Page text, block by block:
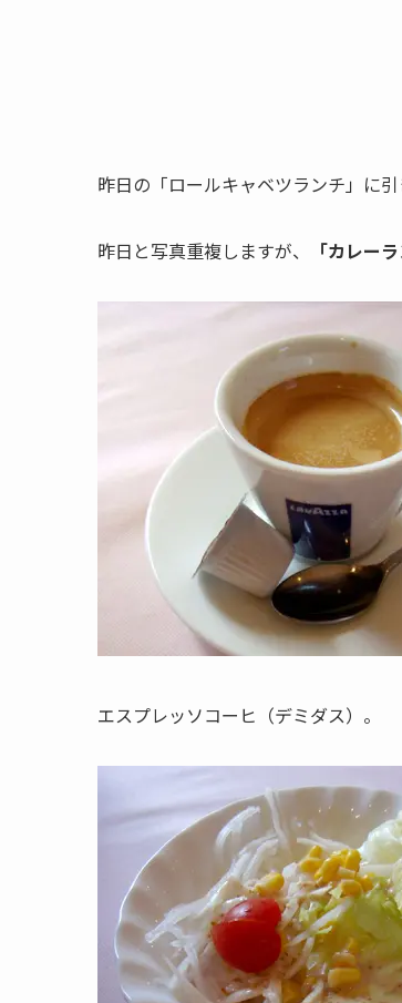
昨日の「ロールキャベツランチ」に
昨日と写真重複しますが、 「カレーラ
エスプレッソコーヒ（デミダス）。